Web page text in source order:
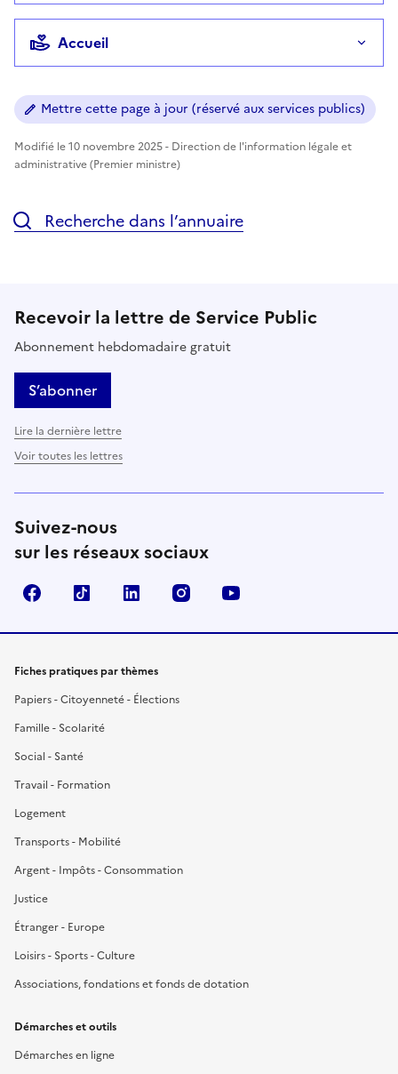
Accueil
Mettre cette page à jour (réservé aux services publics)
Modifié le 10 novembre 2025 - Direction de l'information légale et
administrative (Premier ministre)
Recherche dans l’annuaire
Recevoir la lettre de Service Public
Abonnement hebdomadaire gratuit
S’abonner
Lire la dernière lettre
Voir toutes les lettres
Suivez-nous
sur les réseaux sociaux
FacebookTikTok LinkedIn Instagram
Fiches pratiques par thèmes
Papiers - Citoyenneté - Élections
Famille - Scolarité
Social - Santé
Travail - Formation
Logement
Transports - Mobilité
Argent - Impôts - Consommation
Justice
Étranger - Europe
Loisirs - Sports - Culture
Associations, fondations et fonds de dotation
Démarches et outils
Démarches en ligne